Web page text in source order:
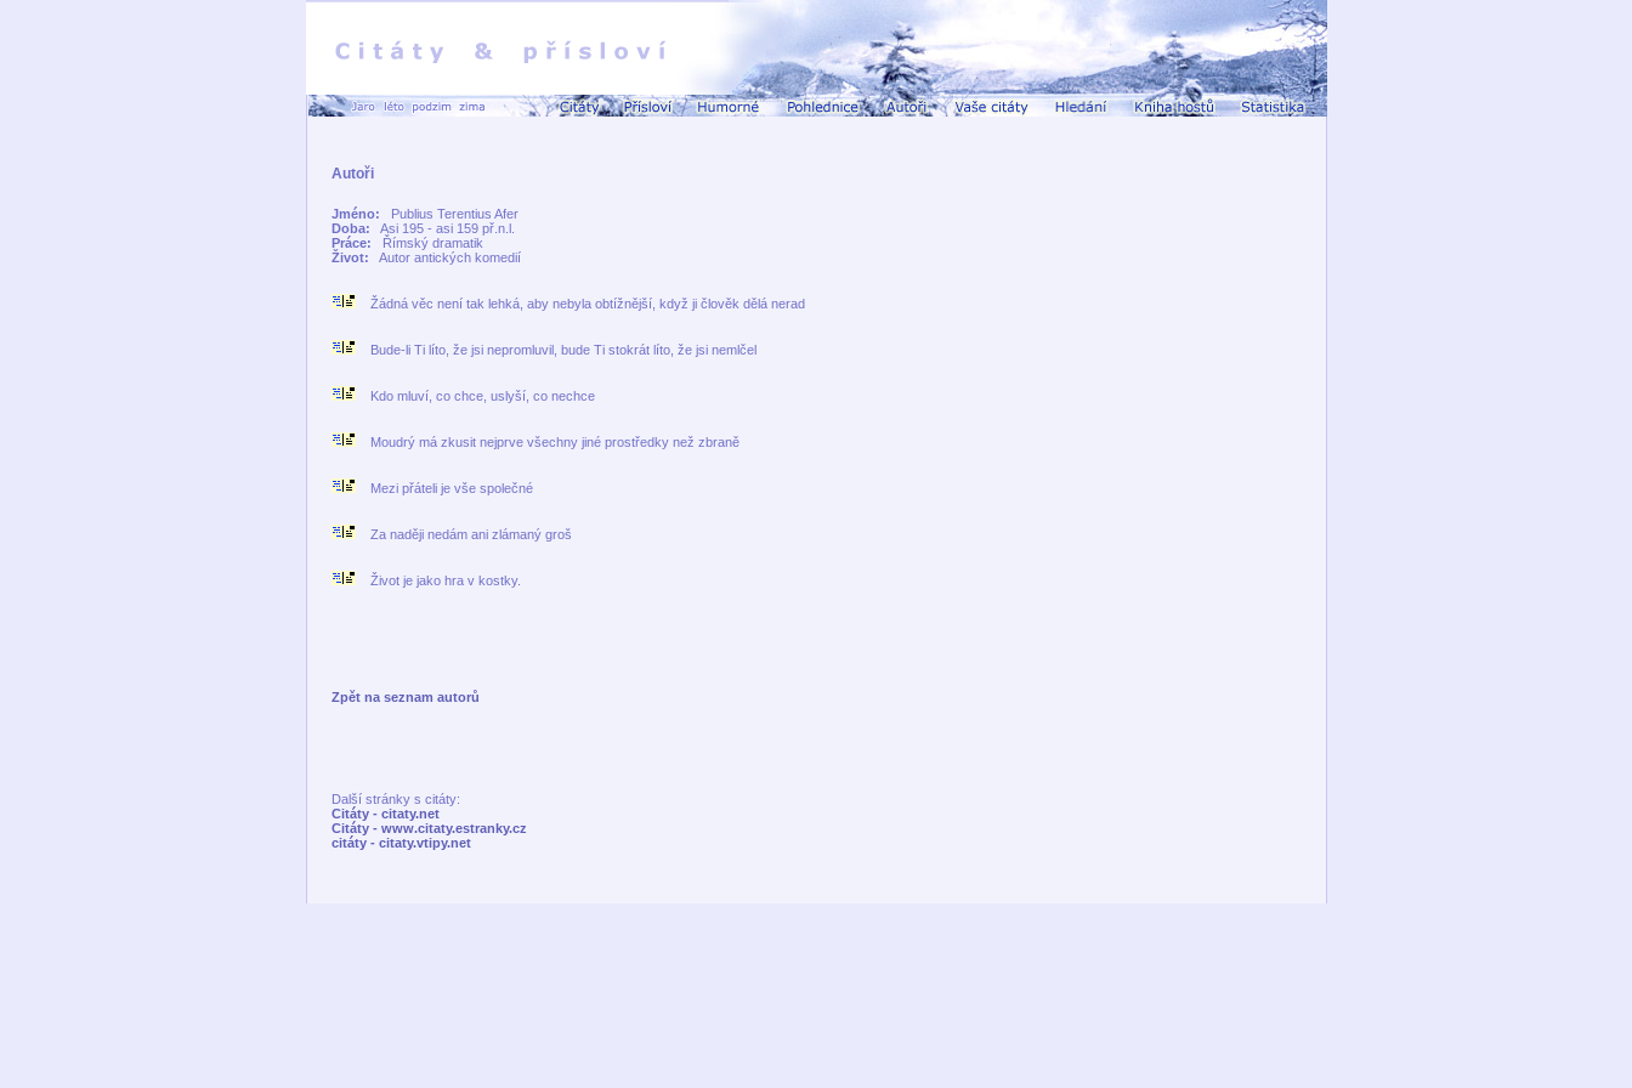
Autoři
Jméno:
Publius Terentius Afer
Doba:
Asi 195 - asi 159 př.n.l.
Práce:
Římský dramatik
Život:
Autor antických komedií
Žádná věc není tak lehká, aby nebyla obtížnější, když ji člověk dělá nerad
Bude-li Ti líto, že jsi nepromluvil, bude Ti stokrát líto, že jsi nemlčel
Kdo mluví, co chce, uslyší, co nechce
Moudrý má zkusit nejprve všechny jiné prostředky než zbraně
Mezi přáteli je vše společné
Za naději nedám ani zlámaný groš
Život je jako hra v kostky.
Zpět na seznam autorů
Další stránky s citáty:
Citáty - citaty.net
Citáty - www.citaty.estranky.cz
citáty - citaty.vtipy.net